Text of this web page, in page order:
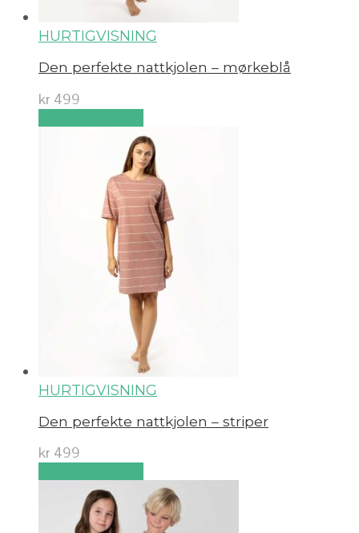
HURTIGVISNING
Den perfekte nattkjolen – mørkeblå
kr 499
HURTIGVISNING
Den perfekte nattkjolen – striper
kr 499